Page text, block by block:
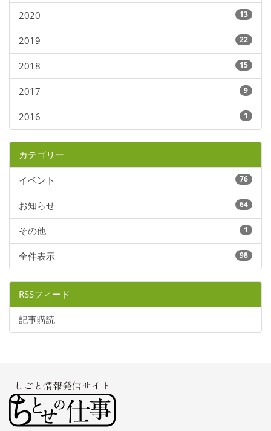
2020 13
2019 22
2018 15
2017 9
2016 1
カテゴリー
イベント 76
お知らせ 64
その他 1
全件表示 98
RSSフィード
記事購読